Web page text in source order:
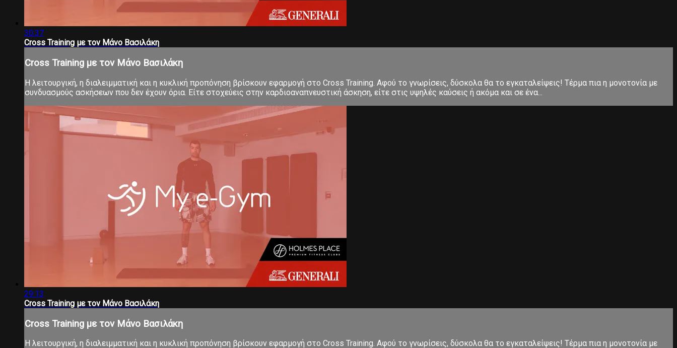
30:37
Cross Training με τον Μάνο Βασιλάκη
Cross Training με τον Μάνο Βασιλάκη
Η λειτουργική, η διαλειμματική και η κυκλική προπόνηση βρίσκουν εφαρμογή στο Cross Training. Αφού το γνωρίσεις, δύσκολα θα το εγκαταλείψεις! Τέρμα πια η μονοτονία με
συνδυασμούς ασκήσεων που δεν έχουν όρια. Είτε στοχεύεις στην καρδιοαναπνευστική άσκηση, είτε στις υψηλές καύσεις ή ακόμα και σε ένα...
29:13
Cross Training με τον Μάνο Βασιλάκη
Cross Training με τον Μάνο Βασιλάκη
Η λειτουργική, η διαλειμματική και η κυκλική προπόνηση βρίσκουν εφαρμογή στο Cross Training. Αφού το γνωρίσεις, δύσκολα θα το εγκαταλείψεις! Τέρμα πια η μονοτονία με